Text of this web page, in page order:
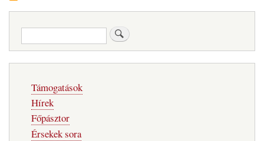
Keresés
navigáció
Támogatások
Hírek
Főpásztor
Érsekek sora